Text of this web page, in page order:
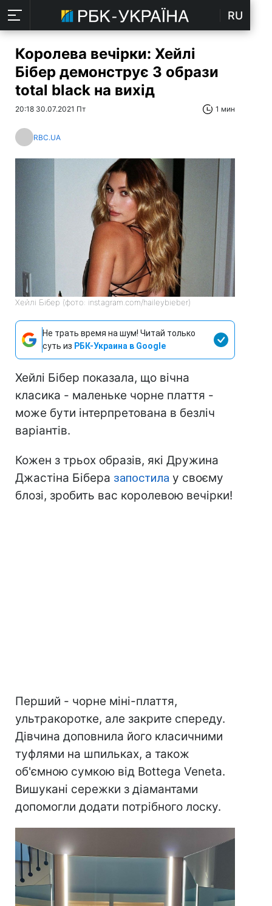
RU
Королева вечірки: Хейлі
Бібер демонструє 3 образи
total black на вихід
20:18 30.07.2021 Пт 1 мин
RBC.UA
Хейлі Бібер (фото: instagram.com/haileybieber)
Не трать время на шум! Читай только
суть из РБК-Украина в Google
Хейлі Бібер показала, що вічна
класика - маленьке чорне плаття -
може бути інтерпретована в безліч
варіантів.
Кожен з трьох образів, які Дружина
Джастіна Бібера запостила у своєму
блозі, зробить вас королевою вечірки!
Перший - чорне міні-плаття,
ультракоротке, але закрите спереду.
Дівчина доповнила його класичними
туфлями на шпильках, а також
об'ємною сумкою від Bottega Veneta.
Вишукані сережки з діамантами
допомогли додати потрібного лоску.